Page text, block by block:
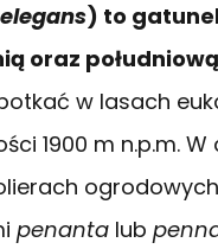
) to
oraz
w lasach
1900 m n.p.m.
penanta lub